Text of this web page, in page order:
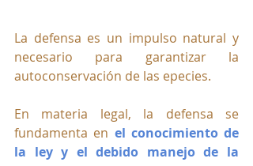
La defensa es un impulso natural y
necesario para garantizar la
autoconservación de las epecies.
En materia legal, la defensa se
fundamenta en el conocimiento de
la ley y el debido manejo de la